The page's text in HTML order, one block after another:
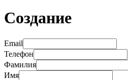
Создание
Email
Телефон
Фамилия
Имя